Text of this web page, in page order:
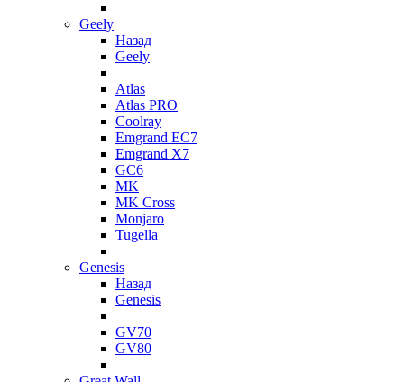
Geely
Назад
Geely
Atlas
Atlas PRO
Coolray
Emgrand EC7
Emgrand X7
GC6
MK
MK Cross
Monjaro
Tugella
Genesis
Назад
Genesis
GV70
GV80